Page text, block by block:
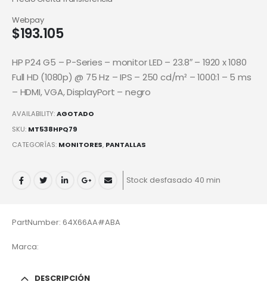
$193.105
Webpay
HP P24 G5 – P-Series – monitor LED – 23.8″ – 1920 x 1080
Full HD (1080p) @ 75 Hz – IPS – 250 cd/m² – 1000:1 – 5 ms
– HDMI, VGA, DisplayPort – negro
AVAILABILITY:AGOTADO
SKU: MT538HPQ79
CATEGORÍAS: MONITORES, PANTALLAS
Stock desfasado 40 min
PartNumber: 64X66AA#ABA
Marca:
DESCRIPCIÓN